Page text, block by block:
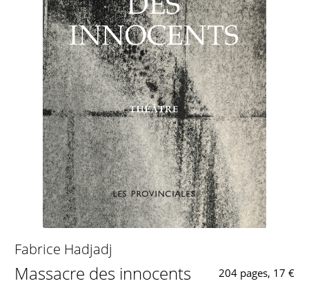
Fabrice Hadjadj
Massacre des innocents 204 pages, 17 €